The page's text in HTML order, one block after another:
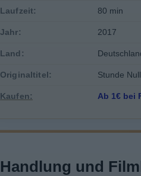
Laufzeit: 80 min
Jahr: 2017
Land:
Originaltitel: Stunde Null
Kaufen: Ab 1€ bei
Handlung und